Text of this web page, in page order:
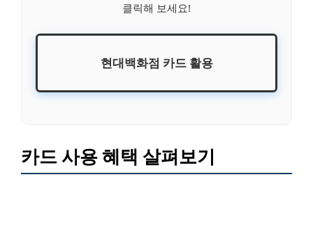
클릭해 보세요!
현대백화점 카드 활용
카드 사용 혜택 살펴보기